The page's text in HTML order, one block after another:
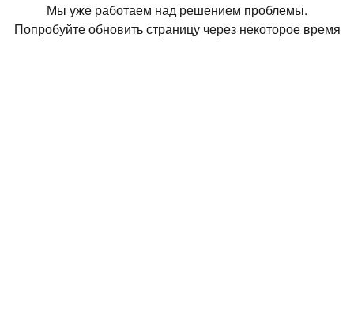
Мы уже работаем над решением проблемы.
Попробуйте обновить страницу через некоторое время